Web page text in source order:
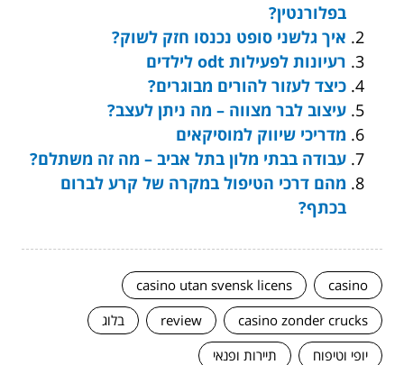
בפלורנטין?
איך גלשני סופט נכנסו חזק לשוק?
רעיונות לפעילות odt לילדים
כיצד לעזור להורים מבוגרים?
עיצוב לבר מצווה – מה ניתן לעצב?
מדריכי שיווק למוסיקאים
עבודה בבתי מלון בתל אביב – מה זה משתלם?
מהם דרכי הטיפול במקרה של קרע לברום
בכתף?
casino
casino utan svensk licens
casino zonder crucks
review
בלוג
יופי וטיפוח
תיירות ופנאי